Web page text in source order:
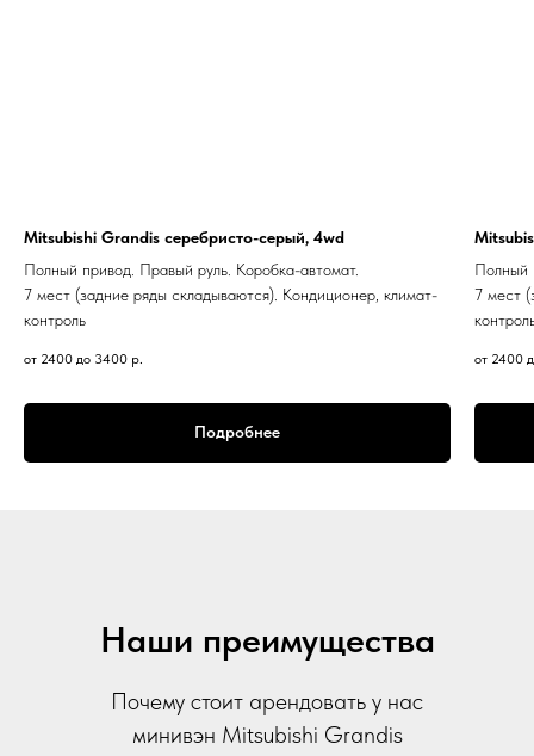
Mitsubishi Grandis серебристо-серый, 4wd
Полный привод. Правый руль. Коробка-автомат.
7 мест (задние ряды складываются). Кондиционер, климат-
контроль
от 2400 до 3400 р.
Подробнее
Полный
7 мест
от 2400
Наши преимущества
Почему стоит арендовать у нас
минивэн Mitsubishi Grandis